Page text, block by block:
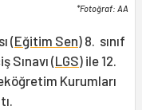
*Fotoğraf: AA
(Eğitim Sen) 8. sınıf
Sınavı (LGS) ile 12.
Kurumları